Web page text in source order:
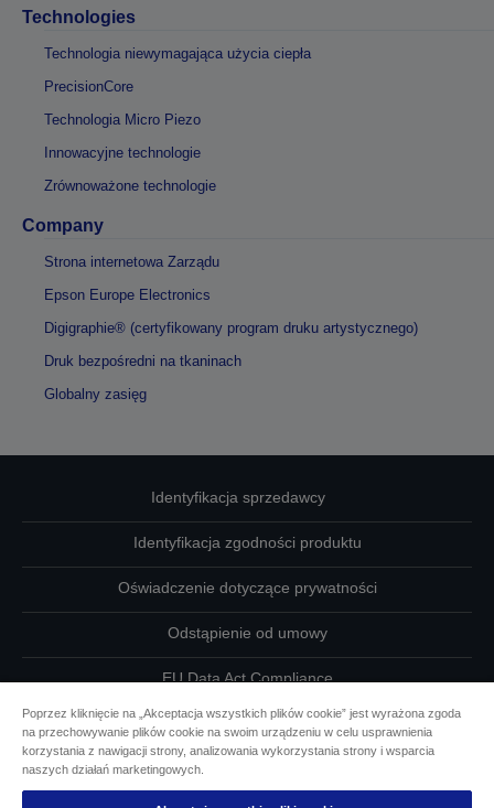
Technologies
Technologia niewymagająca użycia ciepła
PrecisionCore
Technologia Micro Piezo
Innowacyjne technologie
Zrównoważone technologie
Company
Strona internetowa Zarządu
Epson Europe Electronics
Digigraphie® (certyfikowany program druku artystycznego)
Druk bezpośredni na tkaninach
Globalny zasięg
Identyfikacja sprzedawcy
Identyfikacja zgodności produktu
Oświadczenie dotyczące prywatności
Odstąpienie od umowy
EU Data Act Compliance
Skontaktuj się z nami w sprawie swoich danych
Informacje o plikach cookie
Poprzez kliknięcie na „Akceptacja wszystkich plików cookie” jest wyrażona zgoda
na przechowywanie plików cookie na swoim urządzeniu w celu usprawnienia
korzystania z nawigacji strony, analizowania wykorzystania strony i wsparcia
naszych działań marketingowych.